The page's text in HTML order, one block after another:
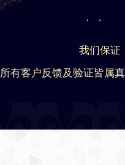
我们保证
所有客户反馈及验证皆属